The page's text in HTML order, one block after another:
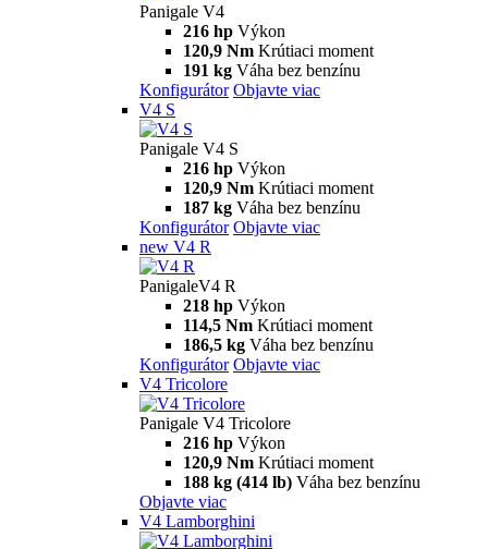
Panigale V4
216 hp Výkon
120,9 Nm Krútiaci moment
191 kg Váha bez benzínu
Konfigurátor Objavte viac
V4 S
Panigale V4 S
216 hp Výkon
120,9 Nm Krútiaci moment
187 kg Váha bez benzínu
Konfigurátor Objavte viac
new V4 R
PanigaleV4 R
218 hp Výkon
114,5 Nm Krútiaci moment
186,5 kg Váha bez benzínu
Konfigurátor Objavte viac
V4 Tricolore
Panigale V4 Tricolore
216 hp Výkon
120,9 Nm Krútiaci moment
188 kg (414 lb) Váha bez benzínu
Objavte viac
V4 Lamborghini